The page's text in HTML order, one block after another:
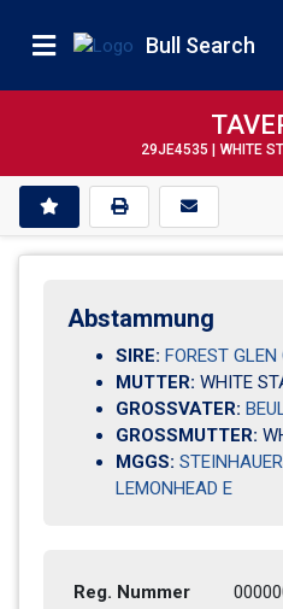
Bull Search
29JE4535 | WHITE
Abstammung
SIRE: FOREST
MUTTER:
GROSSVATER:
GROSSMUTTER:
MGGS:
LEMONHEAD E
Reg. Nummer